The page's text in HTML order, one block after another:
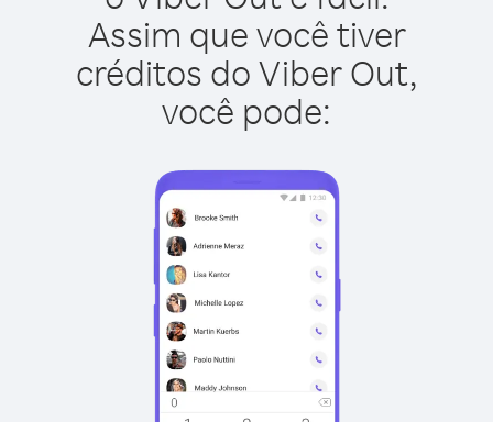
Assim que você tiver
créditos do Viber Out,
você pode: